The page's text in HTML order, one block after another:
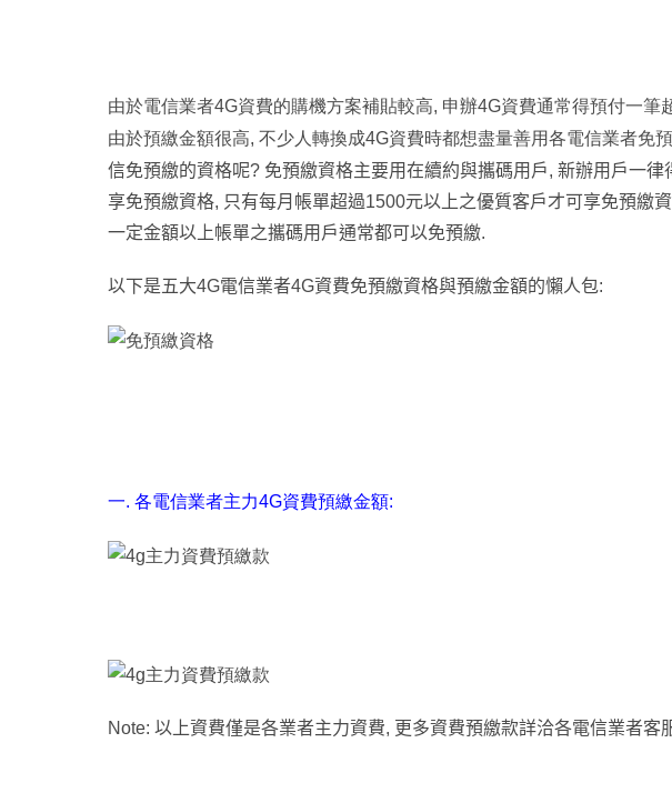
由於電信業者4G資費的購機方案補貼較高, 申辦4G資費通常得預付一筆
由於預繳金額很高, 不少人轉換成4G資費時都想盡量善用各電信業者免
信免預繳的資格呢? 免預繳資格主要用在續約與攜碼用戶, 新辦用戶一
享免預繳資格, 只有每月帳單超過1500元以上之優質客戶才可享免預繳
一定金額以上帳單之攜碼用戶通常都可以免預繳.
以下是五大4G電信業者4G資費免預繳資格與預繳金額的懶人包:
一. 各電信業者主力4G資費預繳金額:
Note: 以上資費僅是各業者主力資費, 更多資費預繳款詳洽各電信業者客